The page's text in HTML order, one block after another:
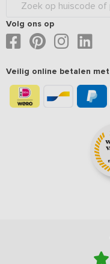
Volg ons op
Veilig online betalen met